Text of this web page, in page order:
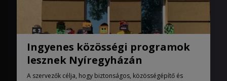
Ingyenes közösségi programok
lesznek Nyíregyházán
A szervezők célja, hogy biztonságos, közösségépítő és